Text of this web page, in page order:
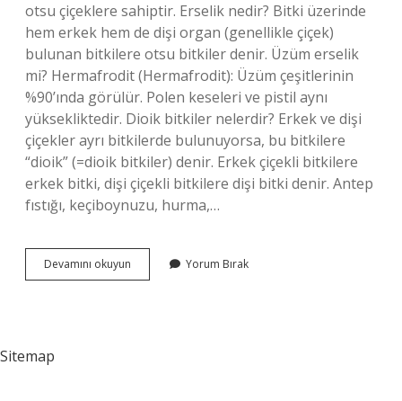
otsu çiçeklere sahiptir. Erselik nedir? Bitki üzerinde
hem erkek hem de dişi organ (genellikle çiçek)
bulunan bitkilere otsu bitkiler denir. Üzüm erselik
mi? Hermafrodit (Hermafrodit): Üzüm çeşitlerinin
%90’ında görülür. Polen keseleri ve pistil aynı
yüksekliktedir. Dioik bitkiler nelerdir? Erkek ve dişi
çiçekler ayrı bitkilerde bulunuyorsa, bu bitkilere
“dioik” (=dioik bitkiler) denir. Erkek çiçekli bitkilere
erkek bitki, dişi çiçekli bitkilere dişi bitki denir. Antep
fıstığı, keçiboynuzu, hurma,…
Devamını okuyun Domates
Erselik
Yorum Bırak
Sitemap